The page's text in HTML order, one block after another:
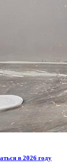
в 2026 году